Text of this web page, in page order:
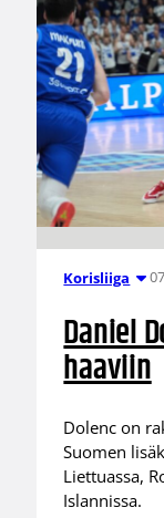
Korisliiga
Daniel
haaviin
Dolenc on
Suomen
Liettuassa,
Islannissa.